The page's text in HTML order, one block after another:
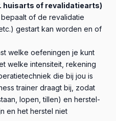
huisarts of revalidatiearts)
of de revalidatie
gestart kan worden en of
welke oefeningen je kunt
welke intensiteit, rekening
die bij jou is
trainer draagt bij, zodat
lopen, tillen) en herstel-
en het herstel niet